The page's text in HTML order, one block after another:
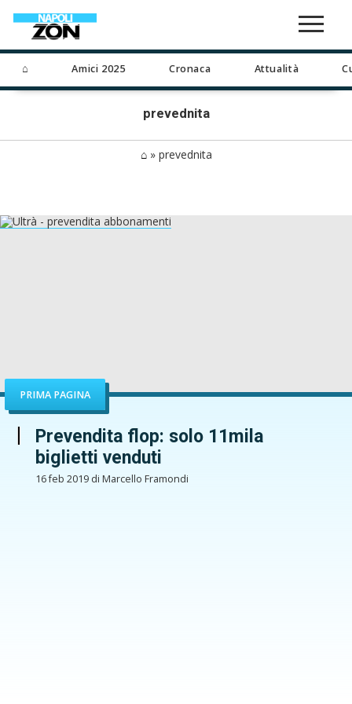
⌂ Amici 2025 Cronaca Attualità
prevednita
⌂» prevednita
PRIMA PAGINA
Prevendita flop: solo 11mila
biglietti venduti
16 feb 2019 di Marcello Framondi